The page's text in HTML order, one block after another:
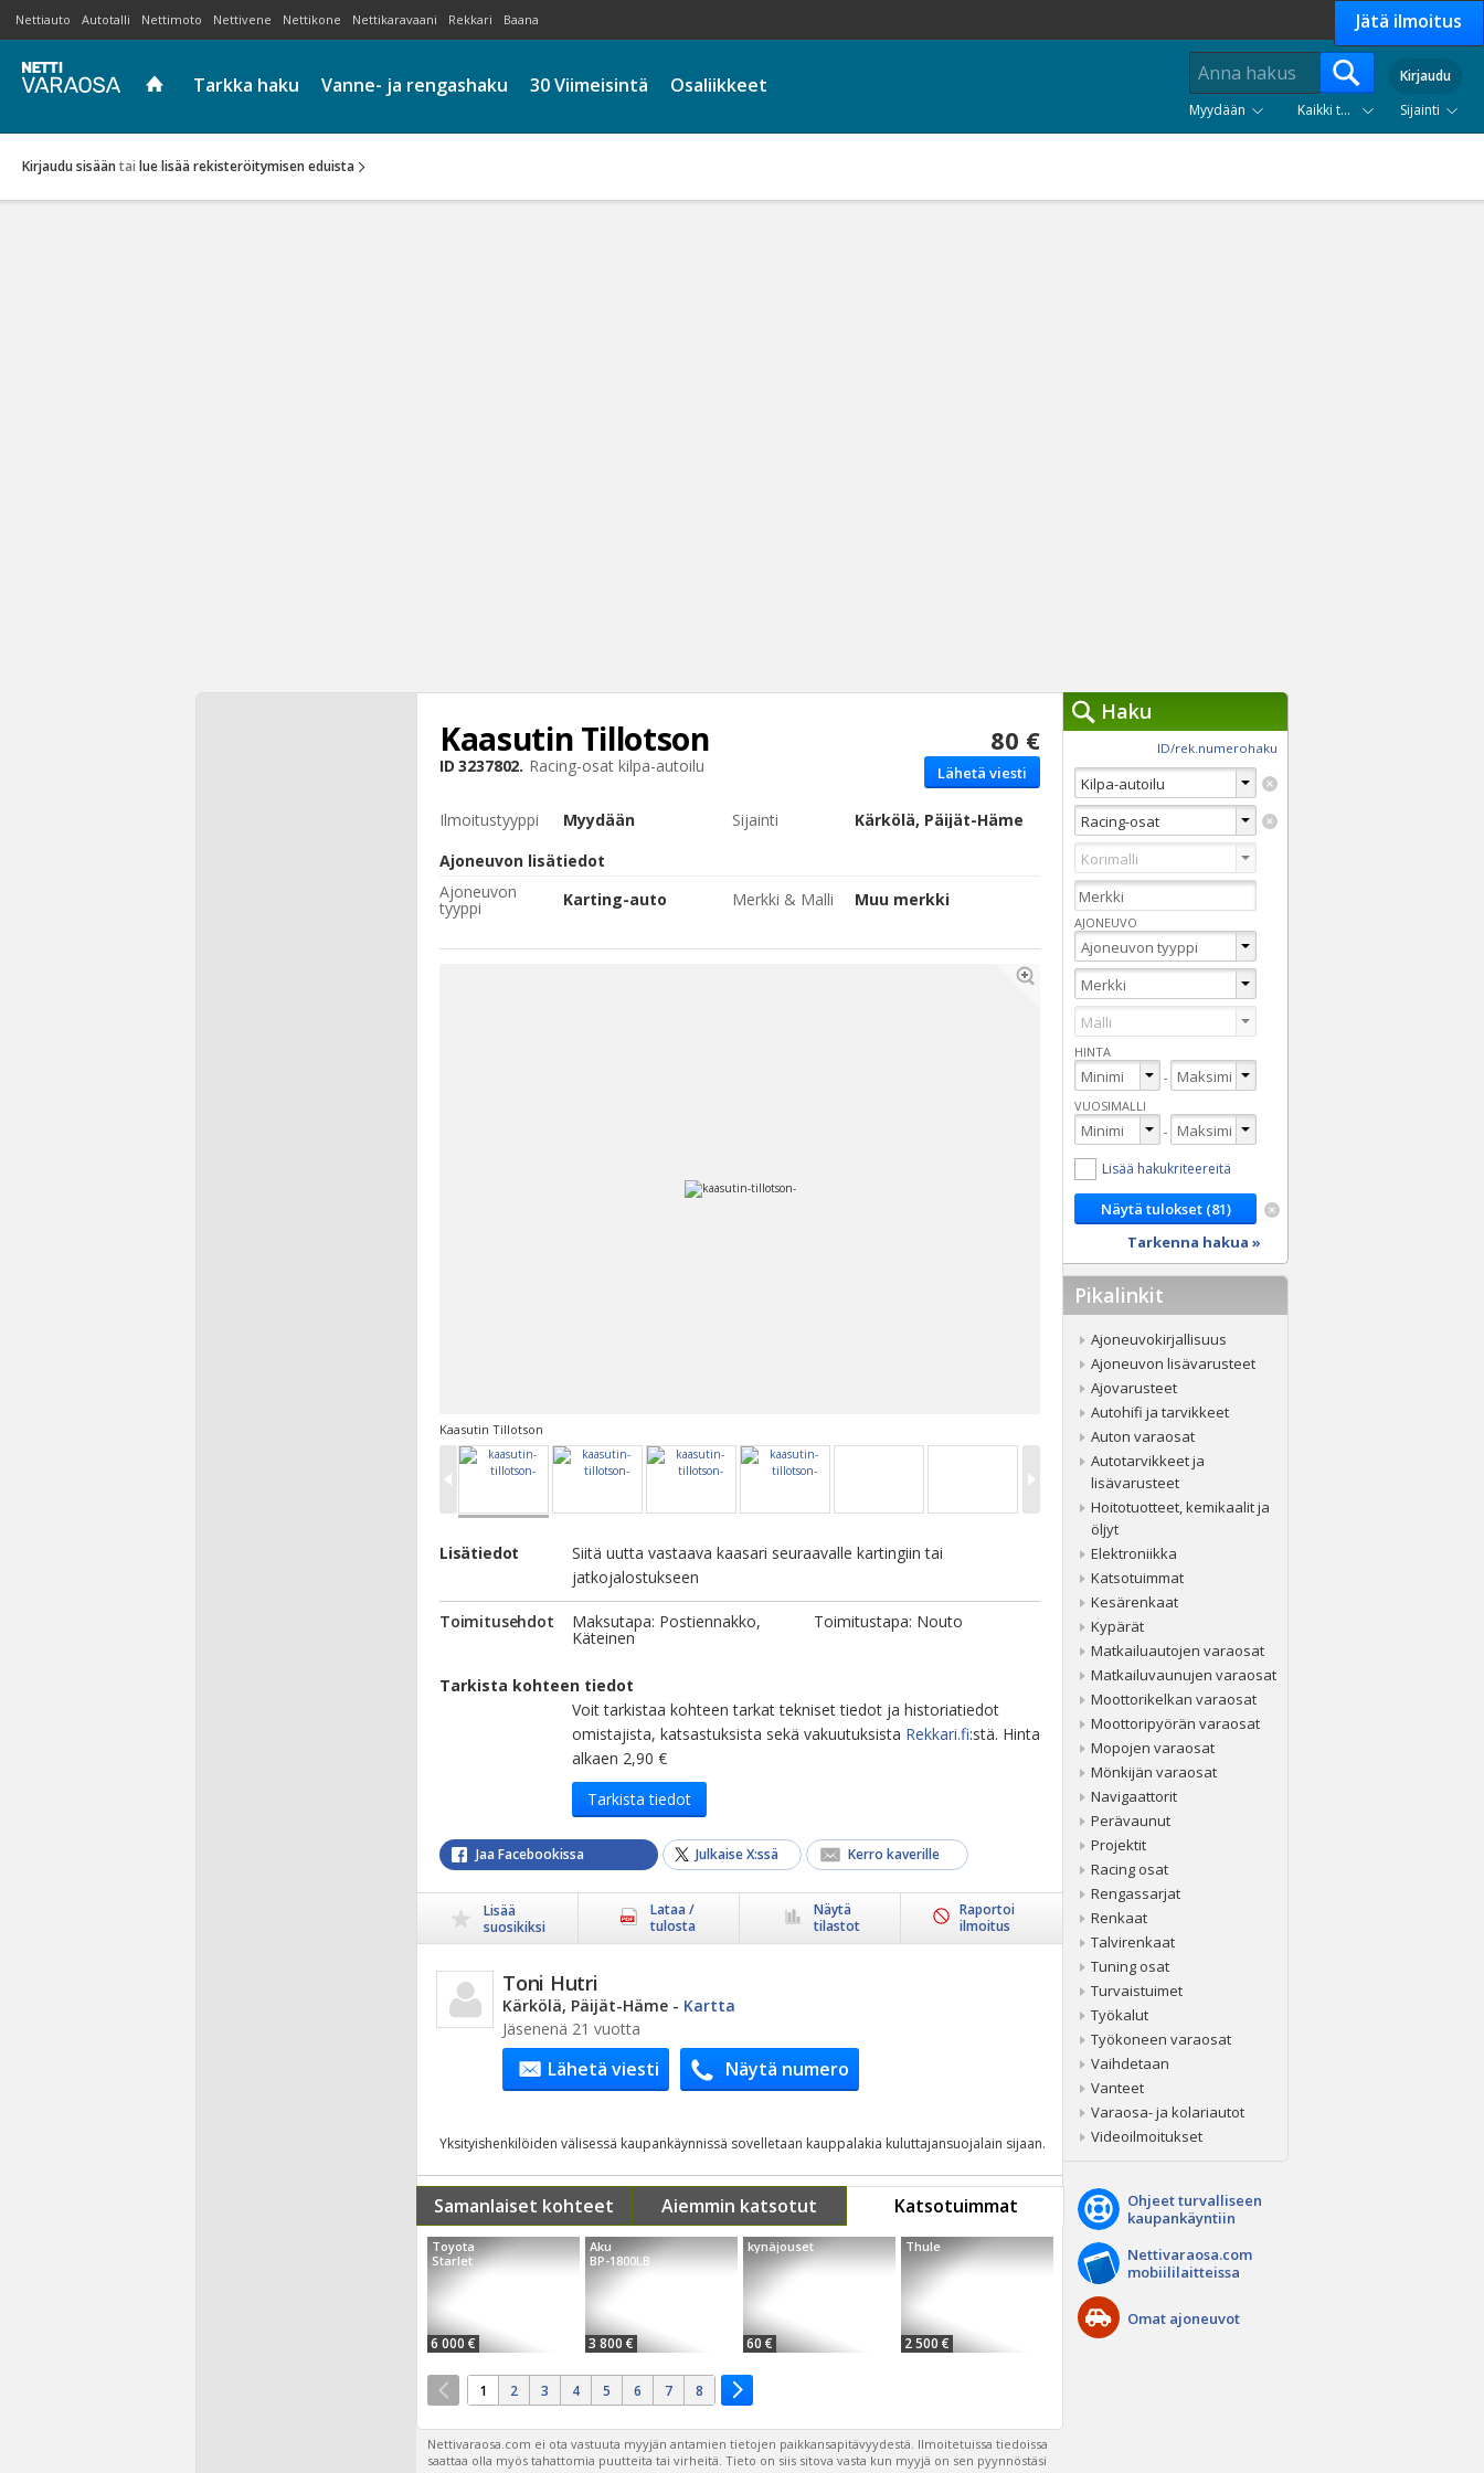
Nettiauto Autotalli Nettimoto Nettivene Nettikone Nettikaravaani Rekkari Baana Jätä ilmoitus
Tarkka haku Vanne- ja rengashaku 30 Viimeisintä Osaliikkeet
Kirjaudu
Myydään
Kaikki tuoteryhmät Sijainti
Kirjaudu sisään tai lue lisää rekisteröitymisen eduista
80 €
Lähetä viesti
Kaasutin Tillotson
ID3237802. Racing-osatkilpa-autoilu
Ilmoitustyyppi Myydään Sijainti
Kärkölä, Päijät-Häme
Ajoneuvon lisätiedot
Ajoneuvon
tyyppi Karting-auto Merkki & Malli Muu merkki
Kaasutin Tillotson
Lisätiedot
Siitä uutta vastaava kaasari seuraavalle kartingiin tai
jatkojalostukseen
Toimitusehdot Maksutapa: Postiennakko,
Käteinen
Toimitustapa: Nouto
Tarkista kohteen tiedot
Voit tarkistaa kohteen tarkat tekniset tiedot ja historiatiedot
omistajista, katsastuksista sekä vakuutuksista Rekkari.fi:stä. Hinta
alkaen 2,90 €
Tarkista tiedot
Jaa Facebookissa Julkaise X:ssä Kerro kaverille
Lisää
suosikiksi
Lataa /
tulosta
Näytä
tilastot
Raportoi
ilmoitus
Toni Hutri
Kärkölä, Päijät-Häme - Kartta
Jäsenenä 21 vuotta
Lähetä viesti Näytä numero
Yksityishenkilöiden välisessä kaupankäynnissä sovelletaan kauppalakia kuluttajansuojalain sijaan.
Samanlaiset kohteet Aiemmin katsotut Katsotuimmat
Toyota
Starlet
6 000 €
Aku
BP-1800LB
3 800 €
kynäjouset
60 €
Thule
2 500 €
1 2 3 4 5 6 7 8
Nettivaraosa.com ei ota vastuuta myyjän antamien tietojen paikkansapitävyydestä. Ilmoitetuissa tiedoissa
saattaa olla myös tahattomia puutteita tai virheitä. Tieto on siis sitova vasta kun myyjä on sen pyynnöstäsi
Haku
Hakutyökalut »
Tyhjennä haut
ID/rek.numerohaku
AJONEUVO
HINTA
-
VUOSIMALLI
-
Lisää hakukriteereitä
Tarkenna hakua »
Pikalinkit
Ajoneuvokirjallisuus
Ajoneuvon lisävarusteet
Ajovarusteet
Autohifi ja tarvikkeet
Auton varaosat
Autotarvikkeet ja
lisävarusteet
Hoitotuotteet, kemikaalit ja
öljyt
Elektroniikka
Katsotuimmat
Kesärenkaat
Kypärät
Matkailuautojen varaosat
Matkailuvaunujen varaosat
Moottorikelkan varaosat
Moottoripyörän varaosat
Mopojen varaosat
Mönkijän varaosat
Navigaattorit
Perävaunut
Projektit
Racing osat
Rengassarjat
Renkaat
Talvirenkaat
Tuning osat
Turvaistuimet
Työkalut
Työkoneen varaosat
Vaihdetaan
Vanteet
Varaosa- ja kolariautot
Videoilmoitukset
Ohjeet turvalliseen
kaupankäyntiin
Nettivaraosa.com
mobiililaitteissa
Omat ajoneuvot